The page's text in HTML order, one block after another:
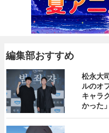
編集部おすすめ
松永大
ルのオ
キャラ
かった」